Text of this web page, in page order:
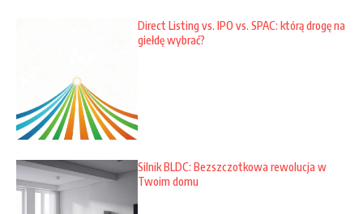
Direct Listing vs. IPO vs. SPAC: którą drogę na
giełdę wybrać?
Silnik BLDC: Bezszczotkowa rewolucja w
Twoim domu